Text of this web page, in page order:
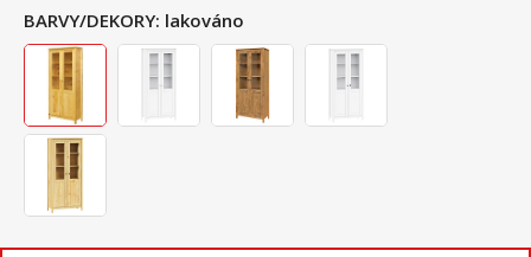
BARVY/DEKORY: lakováno